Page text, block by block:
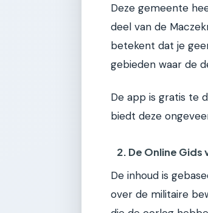
Deze gemeente
deel van de
betekent dat je
gebieden waar de
De app is gratis te
biedt deze
2. De Online
De inhoud is
over de militaire